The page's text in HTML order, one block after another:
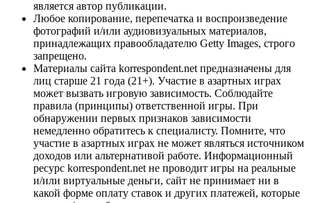
является автор публикации.
Любое копирование, перепечатка и воспроизведение
фотографий и/или аудиовизуальных материалов,
принадлежащих правообладателю Getty Images, строго
запрещено.
Материалы сайта korrespondent.net предназначены для
лиц старше 21 года (21+). Участие в азартных играх
может вызвать игровую зависимость. Соблюдайте
правила (принципы) ответственной игры. При
обнаружении первых признаков зависимости
немедленно обратитесь к специалисту. Помните, что
участие в азартных играх не может являться источником
доходов или альтернативой работе. Информационный
ресурс korrespondent.net не проводит игры на реальные
и/или виртуальные деньги, сайт не принимает ни в
какой форме оплату ставок и других платежей, которые